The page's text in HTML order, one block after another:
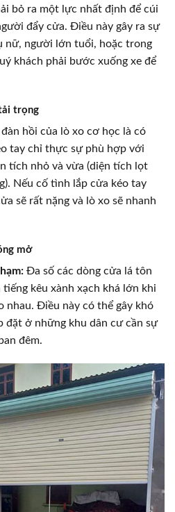
bỏ ra một lực nhất định để cúi
đẩy cửa. Điều này gây ra sự
nữ, người lớn tuổi, hoặc trong
khách phải bước xuống xe để
trọng
hồi của lò xo cơ học là có
tay chỉ thực sự phù hợp với
tích nhỏ và vừa (diện tích lọt
Nếu cố tình lắp cửa kéo tay
sẽ rất nặng và lò xo sẽ nhanh
mở
Đa số các dòng cửa lá tôn
kêu xành xạch khá lớn khi
nhau. Điều này có thể gây khó
đặt ở những khu dân cư cần sự
đêm.